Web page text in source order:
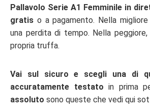
Pallavolo Serie A1 Femminile in
gratis o a pagamento. Nella
una perdita di tempo. Nella peggiore,
propria truffa.
Vai sul sicuro e scegli una di
accuratamente testato in prima
assoluto sono queste che vedi qui